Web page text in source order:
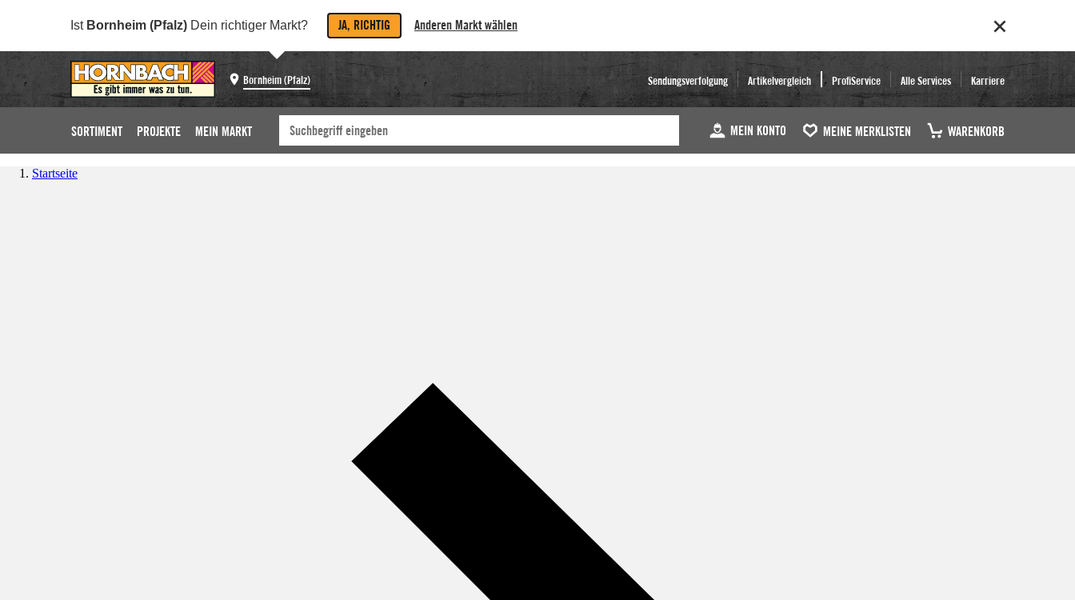
Ist Bornheim (Pfalz) Dein richtiger Markt? JA, RICHTIG Anderen Markt wählen
Bornheim (Pfalz) Sendungsverfolgung Artikelvergleich ProfiService Alle Services Karriere
SORTIMENT PROJEKTE MEIN MARKT MEIN KONTO MEINE MERKLISTEN WARENKORB
Startseite